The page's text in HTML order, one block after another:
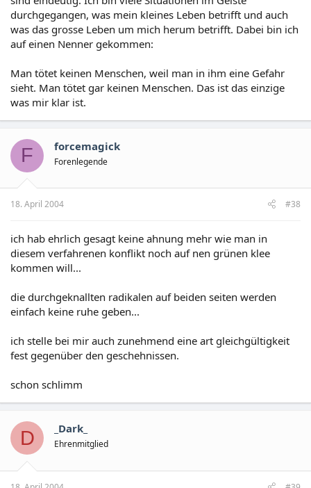
durchgegangen, was mein kleines Leben betrifft und auch
was das grosse Leben um mich herum betrifft. Dabei bin ich
auf einen Nenner gekommen:
Man tötet keinen Menschen, weil man in ihm eine Gefahr
sieht. Man tötet gar keinen Menschen. Das ist das einzige
was mir klar ist.
F forcemagick
Forenlegende
18. April 2004 #38
ich hab ehrlich gesagt keine ahnung mehr wie man in
diesem verfahrenen konflikt noch auf nen grünen klee
kommen will...
die durchgeknallten radikalen auf beiden seiten werden
einfach keine ruhe geben...
ich stelle bei mir auch zunehmend eine art gleichgültigkeit
fest gegenüber den geschehnissen.
schon schlimm
D _Dark_
Ehrenmitglied